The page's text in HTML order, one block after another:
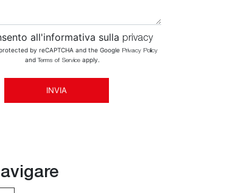
all'informativa sulla privacy
by reCAPTCHA and the Google Privacy Policy
and Terms of Service apply.
INVIA